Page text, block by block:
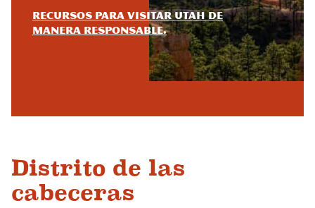
Recursos para visitar Utah de
manera responsable.
Distrito de las
cabeceras